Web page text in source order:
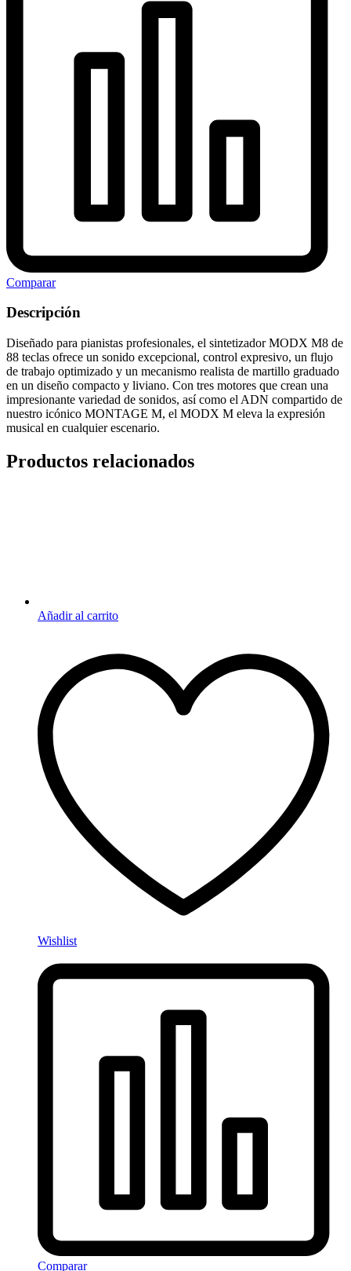
Comparar
Descripción
Diseñado para pianistas profesionales, el sintetizador MODX M8 de
88 teclas ofrece un sonido excepcional, control expresivo, un flujo
de trabajo optimizado y un mecanismo realista de martillo graduado
en un diseño compacto y liviano. Con tres motores que crean una
impresionante variedad de sonidos, así como el ADN compartido de
nuestro icónico MONTAGE M, el MODX M eleva la expresión
musical en cualquier escenario.
Productos relacionados
Añadir al carrito
Wishlist
Comparar